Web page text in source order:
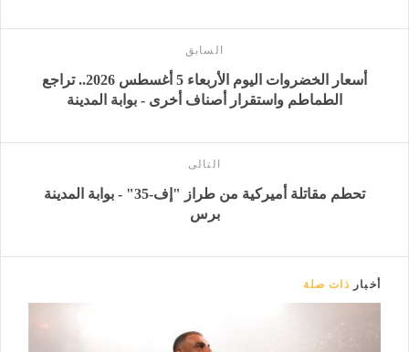
السابق
أسعار الخضروات اليوم الأربعاء 5 أغسطس 2026.. تراجع
الطماطم واستقرار أصناف أخرى - بوابة المدينة
التالى
تحطم مقاتلة أميركية من طراز "إف-35" - بوابة المدينة
برس
أخبار ذات صلة